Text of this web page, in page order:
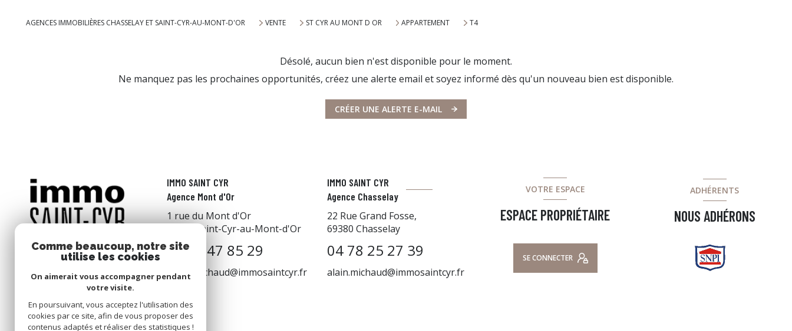
AGENCES IMMOBILIÈRES CHASSELAY ET SAINT-CYR-AU-MONT-D'OR VENTE ST CYR AU MONT D OR APPARTEMENT T4
Désolé, aucun bien n'est disponible pour le moment.
Ne manquez pas les prochaines opportunités, créez une alerte email et soyez informé dès qu'un nouveau bien est disponible.
CRÉER UNE ALERTE E-MAIL
IMMO SAINT CYR
Agence Mont d'Or
1 rue du Mont d'Or
Saint-Cyr-au-Mont-d'Or
04 78 47 85 29
julien.michaud@immosaintcyr.fr
IMMO SAINT CYR
Agence Chasselay
22 Rue Grand Fosse,
69380 Chasselay
04 78 25 27 39
alain.michaud@immosaintcyr.fr
VOTRE ESPACE
ESPACE PROPRIÉTAIRE
SE CONNECTER
ADHÉRENTS
NOUS ADHÉRONS
Comme beaucoup, notre site
utilise les cookies
On aimerait vous accompagner pendant
votre visite.
En poursuivant, vous acceptez l'utilisation des
cookies par ce site, afin de vous proposer des
contenus adaptés et réaliser des statistiques !